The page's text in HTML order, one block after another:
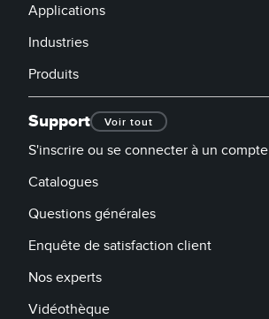
Applications
Industries
Produits
Support Voir tout
S'inscrire ou se connecter à un compte
Catalogues
Questions générales
Enquête de satisfaction client
Nos experts
Vidéothèque